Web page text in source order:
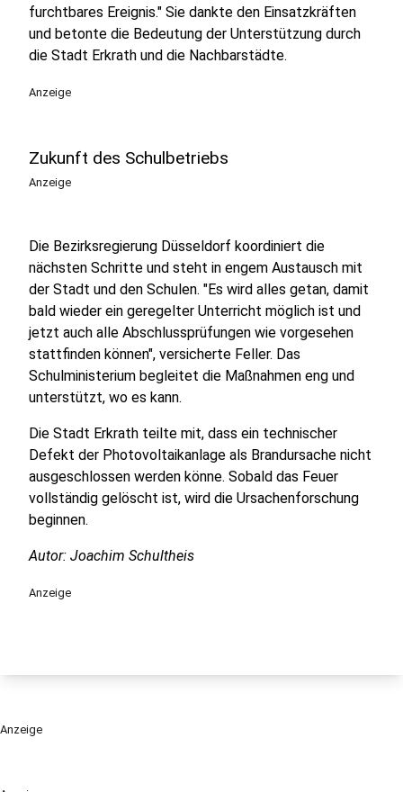
furchtbares Ereignis." Sie dankte den Einsatzkräften
und betonte die Bedeutung der Unterstützung durch
die Stadt Erkrath und die Nachbarstädte.
Anzeige
Zukunft des Schulbetriebs
Anzeige
Die Bezirksregierung Düsseldorf koordiniert die
nächsten Schritte und steht in engem Austausch mit
der Stadt und den Schulen. "Es wird alles getan, damit
bald wieder ein geregelter Unterricht möglich ist und
jetzt auch alle Abschlussprüfungen wie vorgesehen
stattfinden können", versicherte Feller. Das
Schulministerium begleitet die Maßnahmen eng und
unterstützt, wo es kann.
Die Stadt Erkrath teilte mit, dass ein technischer
Defekt der Photovoltaikanlage als Brandursache nicht
ausgeschlossen werden könne. Sobald das Feuer
vollständig gelöscht ist, wird die Ursachenforschung
beginnen.
Autor: Joachim Schultheis
Anzeige
Anzeige